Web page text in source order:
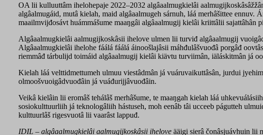
OA lii kulluuttâm ihelohepaje 2022–2032 algâaalmugkielâi
algâalmugáid, mutâ kielah, maid algâaalmugeh sárnuh, láá merhâšittee
maailmvijđosávt huámmášume maaŋgâi algâaalmugij kielâi kriittâlii sajattâhân
Algâaalmugkielâi aalmugijkoskâsii ihelove ulmen lii turviđ algâaalmugij
Algâaalmugkielâi ihelohe fáálá fáálá áinoošlajâsii máhđulâšvuođâ porgâđ
riemmâđ tárbulijd toimáid algâaalmugij kielâi kiävtu turviimân, iäláskitmân já
Kielah láá velttidmettumeh ulmuu viestâdmân já vuáruvaikuttâsân, jurdui
olmoošvuoigâdvuođâin já vuáđurijjâvuođâin.
Veikâ kielâin lii eromâš tehálâš merhâšume, te maaŋgah kielah láá
sosiokulttuurliih já teknologâliih hástuseh, moh eenâb tâi ucceeb págutteh
kulttuurlâš rigesvuotâ lii vaarâst lappuđ.
IDIL – algâaalmugkielâi aalmugijkoskâsii ihelove ääigi sierâ čonâsjuávhuin lii